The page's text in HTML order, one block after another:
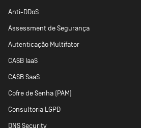
Anti-DDoS
Assessment de Segurança
Autenticação Multifator
CASB IaaS
CASB SaaS
Cofre de Senha (PAM)
Consultoria LGPD
DNS Security